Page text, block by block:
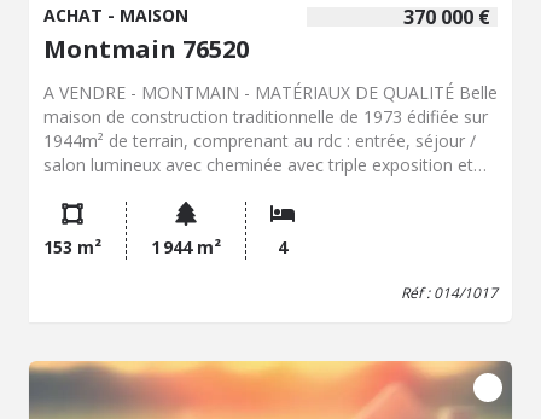
370 000 €
ACHAT - MAISON
Montmain 76520
A VENDRE - MONTMAIN - MATÉRIAUX DE QUALITÉ Belle
maison de construction traditionnelle de 1973 édifiée sur
1944m² de terrain, comprenant au rdc : entrée, séjour /
salon lumineux avec cheminée avec triple exposition et
équipée, dégagement, chambre avec placard, salle de
douche et wc avec lave-mains. A l'étage, grand palier
distribuant 3 belles chambres, une salle de douche et un
wc. Huisseries de qualité aluminium, volets électriques +
Sous-sol total, porte sectionnelle motorisée, portail
électrique... SES ATOUTS : TRÈS BEL ESPACE EXTÉRIEUR,
TERRAIN PISCINABLE, TRÈS BON DPE !!!
153 m² 1 944 m² 4
Réf : 014/1017